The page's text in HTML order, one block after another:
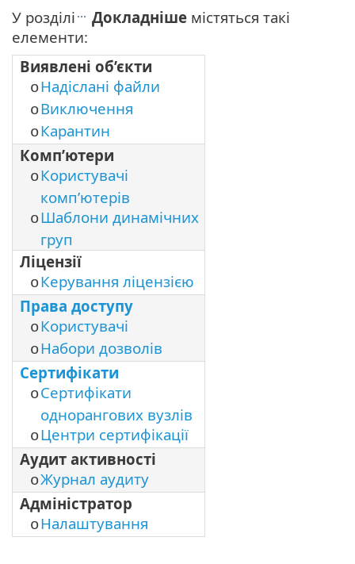
У розділі
Докладніше містяться такі
елементи:
Виявлені об’єкти
oНадіслані файли
oВиключення
oКарантин
Комп’ютери
oКористувачі
комп’ютерів
oШаблони динамічних
груп
Ліцензії
oКерування ліцензією
Права доступу
oКористувачі
oНабори дозволів
Сертифікати
oСертифікати
однорангових вузлів
oЦентри сертифікації
Аудит активності
oЖурнал аудиту
Адміністратор
oНалаштування